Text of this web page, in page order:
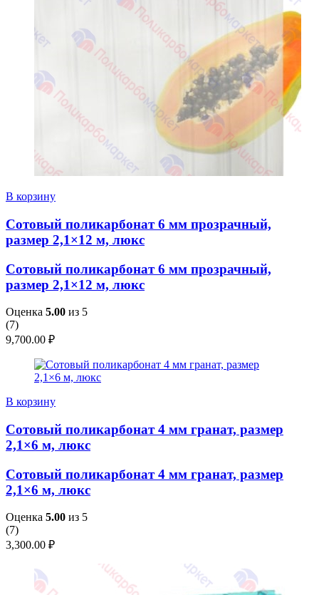
В корзину
Сотовый поликарбонат 6 мм прозрачный,
размер 2,1×12 м, люкс
Сотовый поликарбонат 6 мм прозрачный,
размер 2,1×12 м, люкс
Оценка 5.00 из 5
(7)
9,700.00 ₽
В корзину
Сотовый поликарбонат 4 мм гранат, размер
2,1×6 м, люкс
Сотовый поликарбонат 4 мм гранат, размер
2,1×6 м, люкс
Оценка 5.00 из 5
(7)
3,300.00 ₽